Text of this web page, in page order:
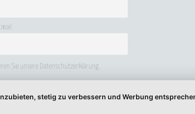
Sie unsere Datenschutzerklärung.
stetig zu verbessern und Werbung